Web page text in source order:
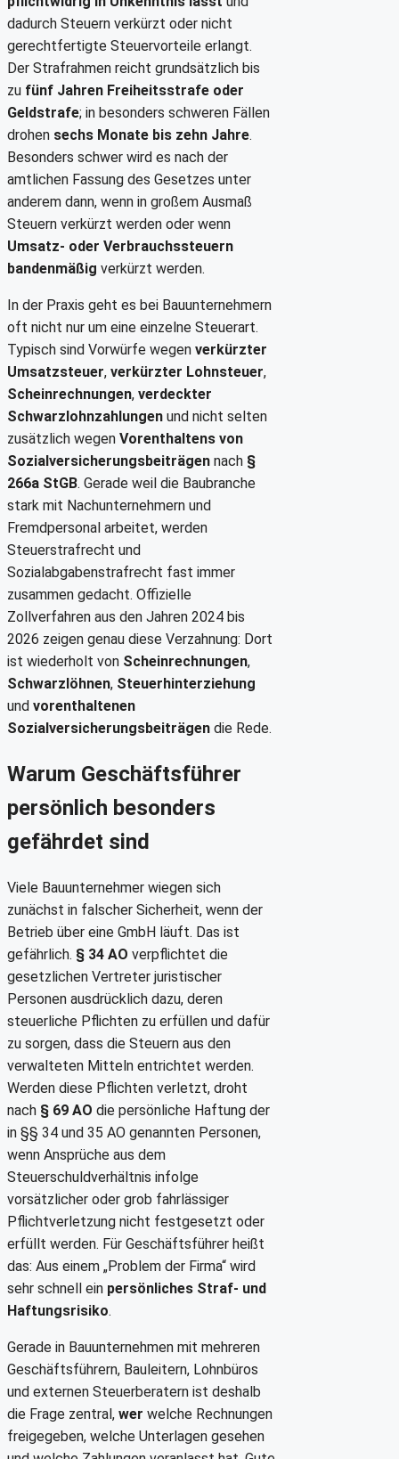
dadurch Steuern verkürzt oder nicht
gerechtfertigte Steuervorteile erlangt.
Der Strafrahmen reicht grundsätzlich bis
zu fünf Jahren Freiheitsstrafe oder
Geldstrafe; in besonders schweren Fällen
drohen sechs Monate bis zehn Jahre.
Besonders schwer wird es nach der
amtlichen Fassung des Gesetzes unter
anderem dann, wenn in großem Ausmaß
Steuern verkürzt werden oder wenn
Umsatz- oder Verbrauchssteuern
bandenmäßig verkürzt werden.
In der Praxis geht es bei Bauunternehmern
oft nicht nur um eine einzelne Steuerart.
Typisch sind Vorwürfe wegen verkürzter
Umsatzsteuer, verkürzter Lohnsteuer,
Scheinrechnungen, verdeckter
Schwarzlohnzahlungen und nicht selten
zusätzlich wegen Vorenthaltens von
Sozialversicherungsbeiträgen nach §
266a StGB. Gerade weil die Baubranche
stark mit Nachunternehmern und
Fremdpersonal arbeitet, werden
Steuerstrafrecht und
Sozialabgabenstrafrecht fast immer
zusammen gedacht. Offizielle
Zollverfahren aus den Jahren 2024 bis
2026 zeigen genau diese Verzahnung: Dort
ist wiederholt von Scheinrechnungen,
Schwarzlöhnen, Steuerhinterziehung
und vorenthaltenen
Sozialversicherungsbeiträgen die Rede.
Warum Geschäftsführer
persönlich besonders
gefährdet sind
Viele Bauunternehmer wiegen sich
zunächst in falscher Sicherheit, wenn der
Betrieb über eine GmbH läuft. Das ist
gefährlich. § 34 AO verpflichtet die
gesetzlichen Vertreter juristischer
Personen ausdrücklich dazu, deren
steuerliche Pflichten zu erfüllen und dafür
zu sorgen, dass die Steuern aus den
verwalteten Mitteln entrichtet werden.
Werden diese Pflichten verletzt, droht
nach § 69 AO die persönliche Haftung der
in §§ 34 und 35 AO genannten Personen,
wenn Ansprüche aus dem
Steuerschuldverhältnis infolge
vorsätzlicher oder grob fahrlässiger
Pflichtverletzung nicht festgesetzt oder
erfüllt werden. Für Geschäftsführer heißt
das: Aus einem „Problem der Firma“ wird
sehr schnell ein persönliches Straf- und
Haftungsrisiko.
Gerade in Bauunternehmen mit mehreren
Geschäftsführern, Bauleitern, Lohnbüros
und externen Steuerberatern ist deshalb
die Frage zentral, wer welche Rechnungen
freigegeben, welche Unterlagen gesehen